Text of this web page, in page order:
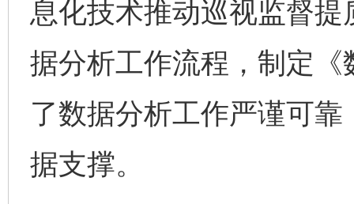
息化技术推动巡视监督
据分析工作流程，制定
了数据分析工作严谨可
据支撑。